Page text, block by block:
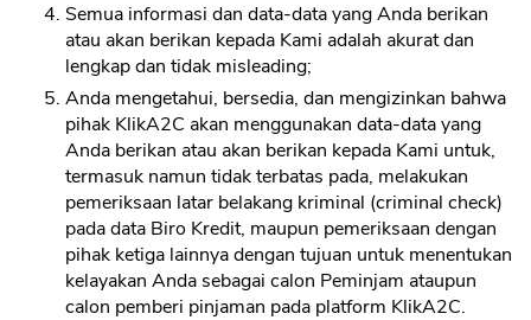
Semua informasi dan data-data yang Anda berikan
atau akan berikan kepada Kami adalah akurat dan
lengkap dan tidak misleading;
Anda mengetahui, bersedia, dan mengizinkan bahwa
pihak KlikA2C akan menggunakan data-data yang
Anda berikan atau akan berikan kepada Kami untuk,
termasuk namun tidak terbatas pada, melakukan
pemeriksaan latar belakang kriminal (criminal check)
pada data Biro Kredit, maupun pemeriksaan dengan
pihak ketiga lainnya dengan tujuan untuk menentukan
kelayakan Anda sebagai calon Peminjam ataupun
calon pemberi pinjaman pada platform KlikA2C.